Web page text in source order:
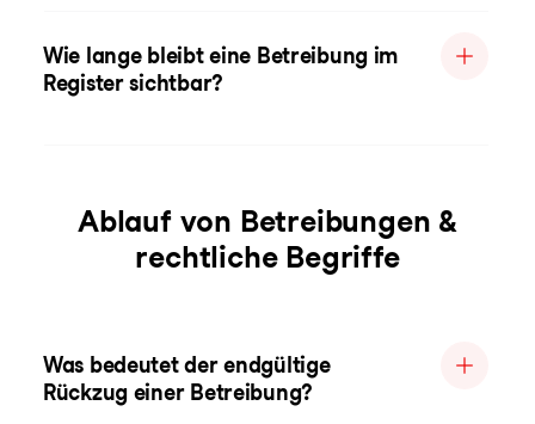
Wie lange bleibt eine Betreibung im
Register sichtbar?
Ablauf von Betreibungen &
rechtliche Begriffe
Was bedeutet der endgültige
Rückzug einer Betreibung?